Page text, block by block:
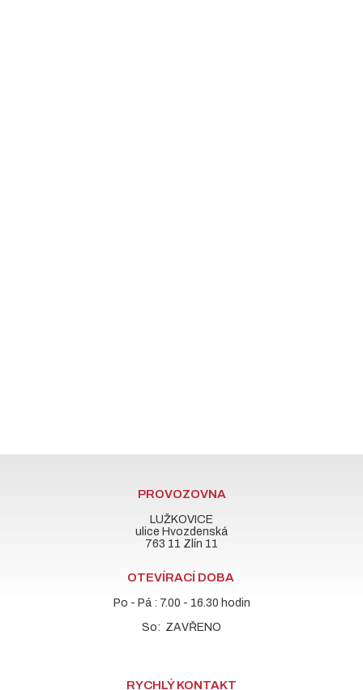
PROVOZOVNA
LUŽKOVICE
ulice Hvozdenská
763 11 Zlín 11
OTEVÍRACÍ DOBA
Po - Pá : 7.00 - 16.30 hodin
So: ZAVŘENO
RYCHLÝ KONTAKT